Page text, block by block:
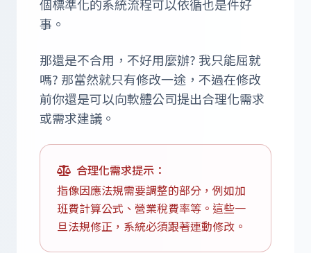
個標準化的系統流程可以依循也是件好
事。
那還是不合用，不好用麼辦? 我只能屈就
嗎? 那當然就只有修改一途，不過在修改
前你還是可以向軟體公司提出合理化需求
或需求建議。
合理化需求提示：
指像因應法規需要調整的部分，例如加
班費計算公式、營業稅費率等。這些一
旦法規修正，系統必須跟著連動修改。